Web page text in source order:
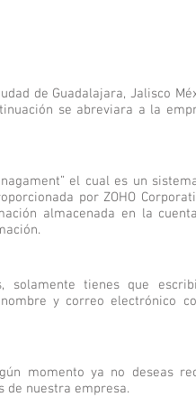
de Guadalajara, Jalisco
se abreviara a la
el cual es un
por ZOHO
almacenada en la
solamente tienes que
y correo electrónico
momento ya no deseas
de nuestra empresa.